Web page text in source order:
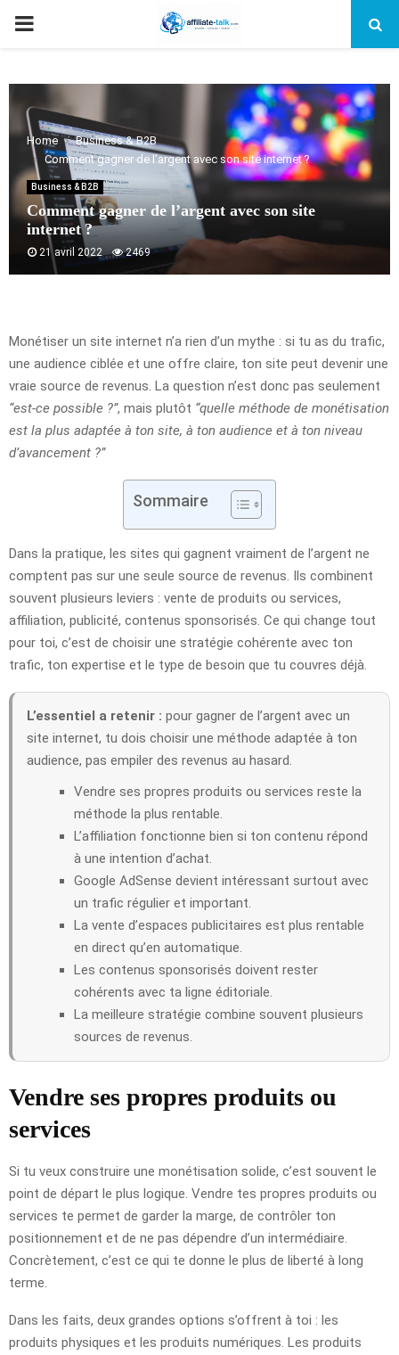
PRIMARY
Home
Business & B2B
Comment gagner de l’argent avec son site internet ?
Business & B2B
Comment gagner de l’argent avec son site
internet ?
21 avril 2022 2469
Monétiser un site internet n’a rien d’un mythe : si tu as du trafic,
une audience ciblée et une offre claire, ton site peut devenir une
vraie source de revenus. La question n’est donc pas seulement
“est-ce possible ?”, mais plutôt “quelle méthode de monétisation
est la plus adaptée à ton site, à ton audience et à ton niveau
d’avancement ?”
Sommaire
Dans la pratique, les sites qui gagnent vraiment de l’argent ne
comptent pas sur une seule source de revenus. Ils combinent
souvent plusieurs leviers : vente de produits ou services,
affiliation, publicité, contenus sponsorisés. Ce qui change tout
pour toi, c’est de choisir une stratégie cohérente avec ton
trafic, ton expertise et le type de besoin que tu couvres déjà.
L’essentiel a retenir : pour gagner de l’argent avec un
site internet, tu dois choisir une méthode adaptée à ton
audience, pas empiler des revenus au hasard.
Vendre ses propres produits ou services reste la
méthode la plus rentable.
L’affiliation fonctionne bien si ton contenu répond
à une intention d’achat.
Google AdSense devient intéressant surtout avec
un trafic régulier et important.
La vente d’espaces publicitaires est plus rentable
en direct qu’en automatique.
Les contenus sponsorisés doivent rester
cohérents avec ta ligne éditoriale.
La meilleure stratégie combine souvent plusieurs
sources de revenus.
Vendre ses propres produits ou
services
Si tu veux construire une monétisation solide, c’est souvent le
point de départ le plus logique. Vendre tes propres produits ou
services te permet de garder la marge, de contrôler ton
positionnement et de ne pas dépendre d’un intermédiaire.
Concrètement, c’est ce qui te donne le plus de liberté à long
terme.
Dans les faits, deux grandes options s’offrent à toi : les
produits physiques et les produits numériques. Les produits